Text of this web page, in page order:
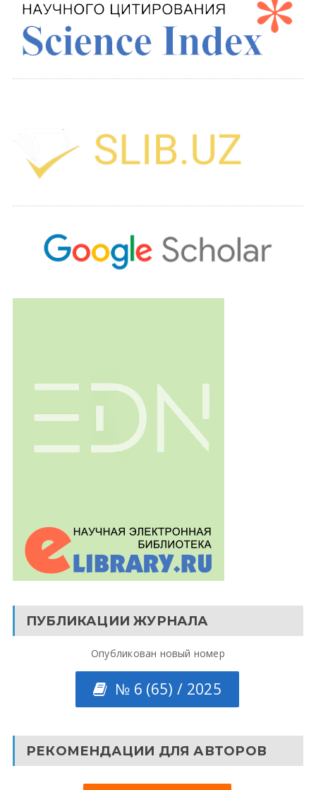
ПУБЛИКАЦИИ ЖУРНАЛА
Опубликован новый номер
№ 6 (65) / 2025
РЕКОМЕНДАЦИИ ДЛЯ АВТОРОВ